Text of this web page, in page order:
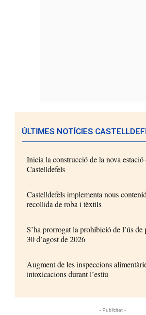
ÚLTIMES NOTÍCIES
Inicia la construcció de la nova estació
Castelldefels
Castelldefels implementa nous
recollida de roba i tèxtils
S’ha prorrogat la prohibició de l’ús
30 d’agost de 2026
Augment de les inspeccions
intoxicacions durant l’estiu
- Publicitat -